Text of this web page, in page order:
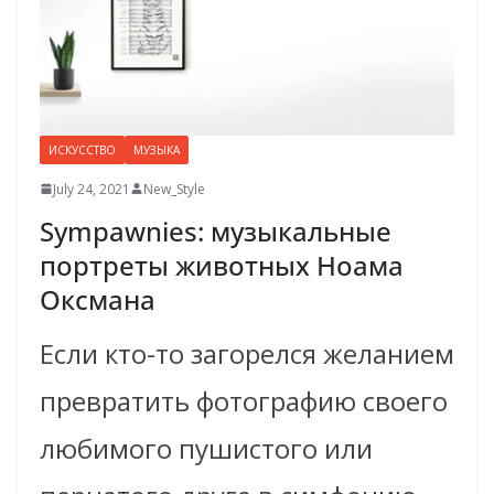
ИСКУССТВО МУЗЫКА
July 24, 2021 New_Style
Sympawnies: музыкальные
портреты животных Ноама
Оксмана
Если кто-то загорелся желанием
превратить фотографию своего
любимого пушистого или